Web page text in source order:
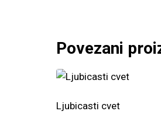
Povezani
Ljubicasti cvet